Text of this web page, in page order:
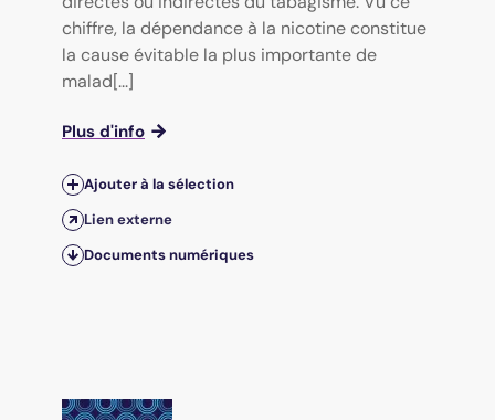
chiffre, la dépendance à la nicotine constitue
la cause évitable la plus importante de
malad[...]
Plus d'info
Ajouter à la sélection
Lien externe
Documents numériques